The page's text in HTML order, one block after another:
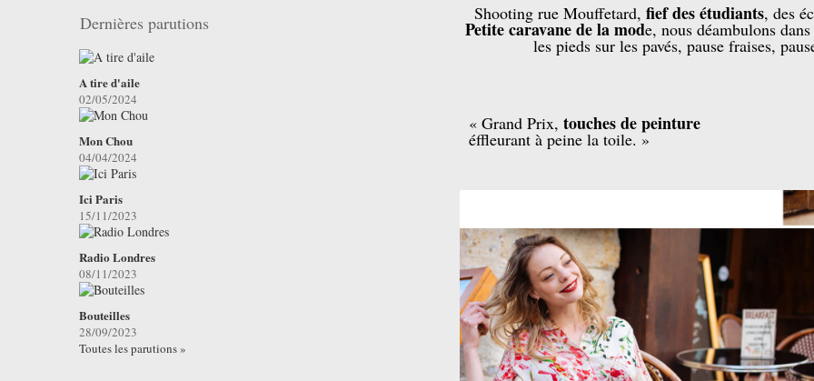
Dernières parutions
A tire d'aile
02/05/2024
Mon Chou
04/04/2024
Ici Paris
15/11/2023
Radio Londres
08/11/2023
Bouteilles
28/09/2023
Toutes les parutions »
Shooting rue Mouffetard, fief des étudiants, des
Petite caravane de la mode, nous déambulons
les pieds sur les pavés, pause fraises,
« Grand Prix, touches de peinture
éffleurant à peine la toile. »